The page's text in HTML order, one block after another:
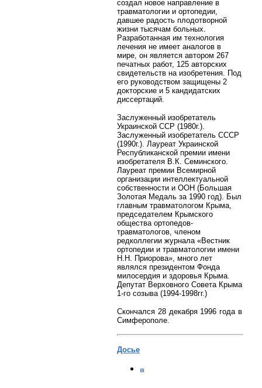
создал новое направление в
травматологии и ортопедии,
давшее радость плодотворной
жизни тысячам больных.
Разработанная им технология
лечения не имеет аналогов в
мире, он является автором 267
печатных работ, 125 авторских
свидетельств на изобретения. Под
его руководством защищены 2
докторские и 5 кандидатских
диссертаций.
Заслуженный изобретатель
Украинской ССР (1980г.).
Заслуженный изобретатель СССР
(1990г.). Лауреат Украинской
Республиканской премии имени
изобретателя В.К. Семинского.
Лауреат премии Всемирной
организации интеллектуальной
собственности и ООН (Большая
Золотая Медаль за 1990 год). Был
главным травматологом Крыма,
председателем Крымского
общества ортопедов-
травматологов, членом
редколлегии журнала «Вестник
ортопедии и травматологии имени
Н.Н. Приорова», много лет
являлся президентом Фонда
милосердия и здоровья Крыма.
Депутат Верховного Совета Крыма
1-го созыва (1994-1998гг.)
Скончался 28 декабря 1996 года в
Симферополе.
Досье